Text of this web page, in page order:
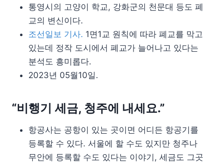
통영시의 고양이 학교, 강화군의 천문대 등도 폐
교의 변신이다.
조선일보 기사. 1면1교 원칙에 따라 폐교를 막고
있는데 정작 도시에서 폐교가 늘어나고 있다는
분석도 흥미롭다.
2023년 05월10일.
“비행기 세금, 청주에 내세요.”
항공사는 공항이 있는 곳이면 어디든 항공기를
등록할 수 있다. 서울에 할 수도 있지만 청주나
무안에 등록할 수도 있다는 이야기, 세금도 그곳